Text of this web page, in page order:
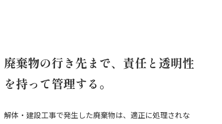
廃棄物の行き先まで、 責任と透明性
を持って管理する。
解体・建設工事で発生した廃棄物は、適正に処理されな